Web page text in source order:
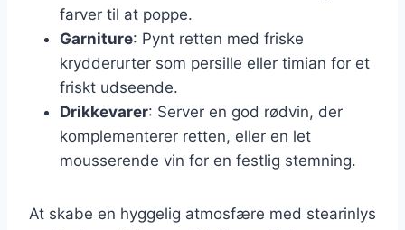
farver til at poppe.
Garniture: Pynt retten med friske
krydderurter som persille eller timian for et
friskt udseende.
Drikkevarer: Server en god rødvin, der
komplementerer retten, eller en let
mousserende vin for en festlig stemning.
At skabe en hyggelig atmosfære med stearinlys